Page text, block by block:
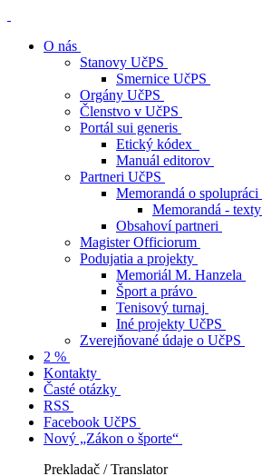
O nás
Stanovy UčPS
Smernice UčPS
Orgány UčPS
Členstvo v UčPS
Portál sui generis
Etický kódex
Manuál editorov
Partneri UčPS
Memorandá o spolupráci
Memorandá - texty
Obsahoví partneri
Magister Officiorum
Podujatia a projekty
Memoriál M. Hanzela
Šport a právo
Tenisový turnaj
Iné projekty UčPS
Zverejňované údaje o UčPS
2 %
Kontakty
Časté otázky
RSS
Facebook UčPS
Nový „Zákon o športe“
Prekladač / Translator